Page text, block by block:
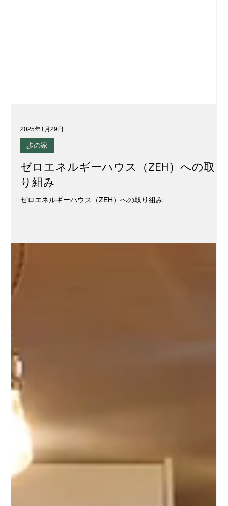
2025年1月29日
歩の家
ゼロエネルギーハウス（ZEH）への取
り組み